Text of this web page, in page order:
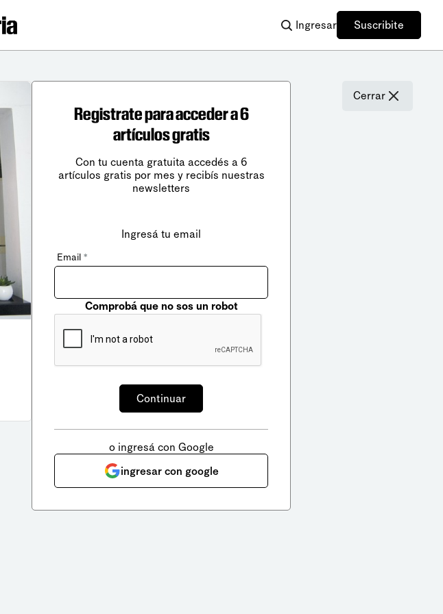
Ingresar Suscribite
Cerrar
Registrate para acceder a 6
artículos gratis
Con tu cuenta gratuita accedés a 6
artículos gratis por mes y recibís nuestras
newsletters
Ingresá tu email
Email *
Comprobá que no sos un robot
o ingresá con Google
ingresar con google